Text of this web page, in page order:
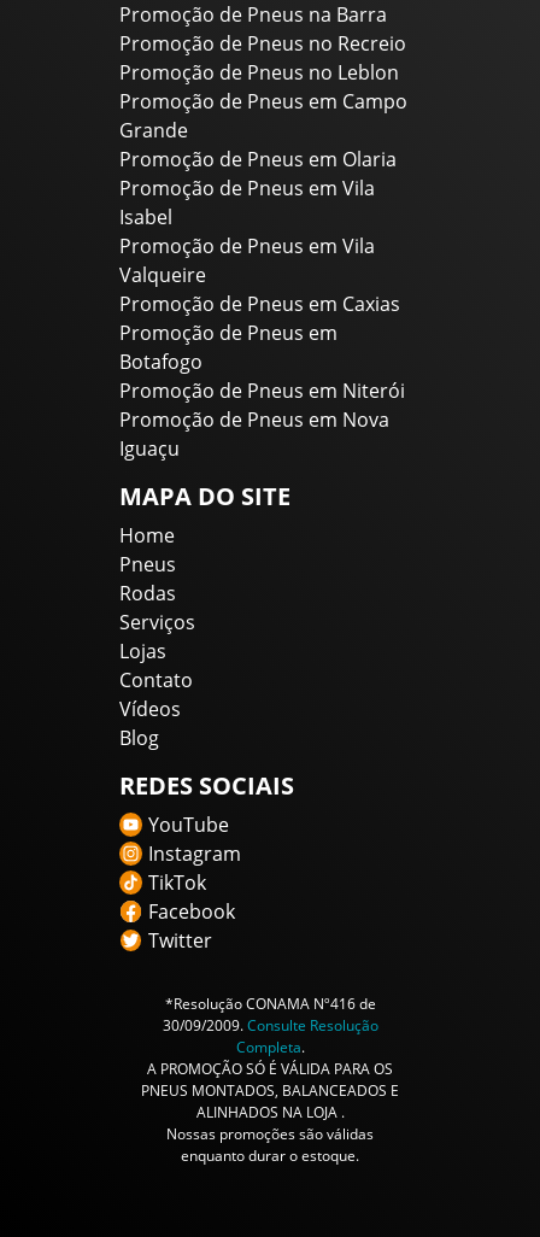
Promoção de Pneus na Barra
Promoção de Pneus no Recreio
Promoção de Pneus no Leblon
Promoção de Pneus em Campo
Grande
Promoção de Pneus em Olaria
Promoção de Pneus em Vila
Isabel
Promoção de Pneus em Vila
Valqueire
Promoção de Pneus em Caxias
Promoção de Pneus em
Botafogo
Promoção de Pneus em Niterói
Promoção de Pneus em Nova
Iguaçu
MAPA DO SITE
Home
Pneus
Rodas
Serviços
Lojas
Contato
Vídeos
Blog
REDES SOCIAIS
YouTube
Instagram
TikTok
Facebook
Twitter
*Resolução CONAMA Nº416 de
30/09/2009.Consulte Resolução
Completa.
A PROMOÇÃO SÓ É VÁLIDA PARA OS
PNEUS MONTADOS, BALANCEADOS E
ALINHADOS NA LOJA .
Nossas promoções são válidas
enquanto durar o estoque.